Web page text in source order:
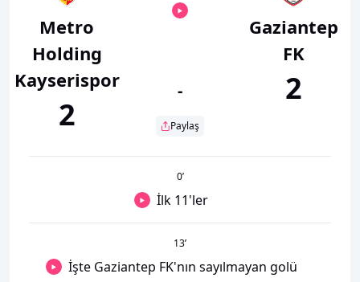
Metro
Holding
Kayserispor
2
-
Paylaş
Gaziantep
FK
2
0’
İlk 11'ler
13’
İşte Gaziantep FK'nın sayılmayan golü